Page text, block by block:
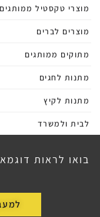
מוצרי טקסטיל ממותגים
מוצרים לברים
מתוקים ממותגים
מתנות לחגים
מתנות לקיץ
לבית ולמשרד
בואו לראות